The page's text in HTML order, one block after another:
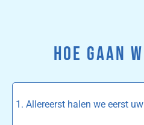
HOE GAAN
1. Allereerst halen we eerst